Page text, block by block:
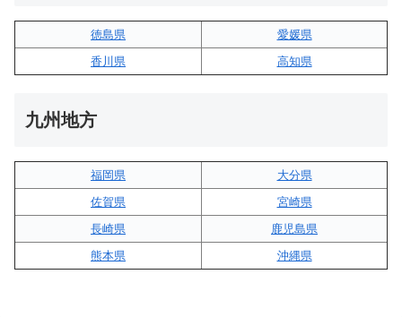
徳島県
愛媛県
香川県
高知県
九州地方
福岡県
大分県
佐賀県
宮崎県
長崎県
鹿児島県
熊本県
沖縄県